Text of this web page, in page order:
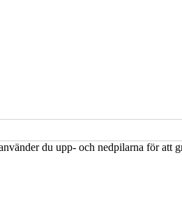
du upp- och nedpilarna för att